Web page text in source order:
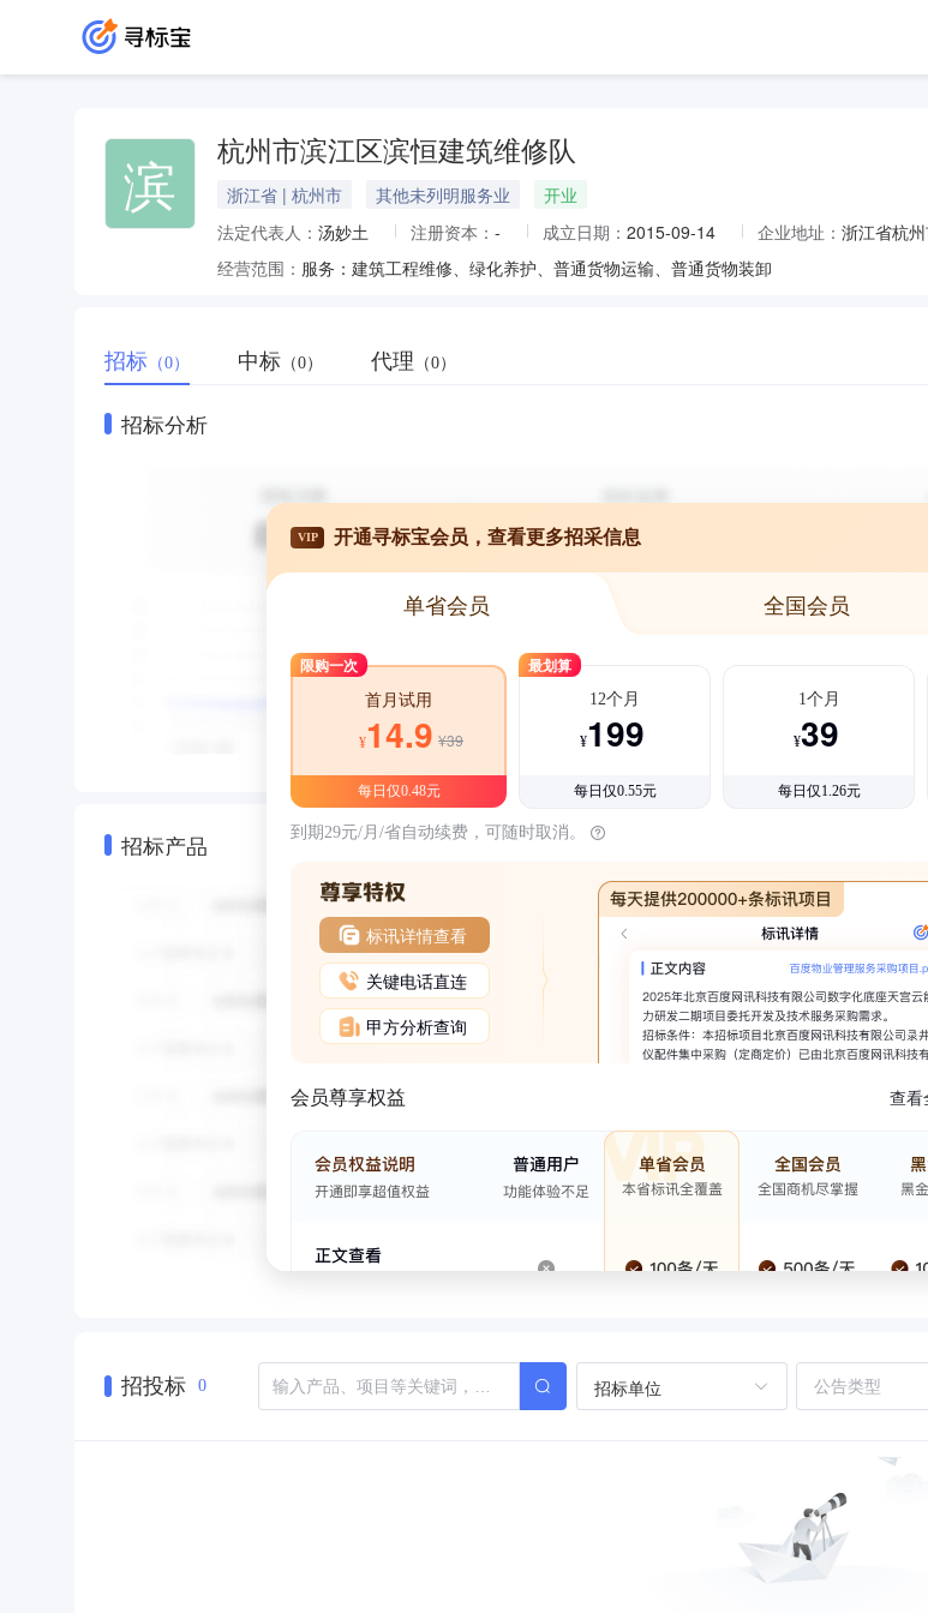
滨 杭州市滨江区滨恒建筑维修队
浙江省 | 杭州市 其他未列明服务业
开业
法定代表人： 汤妙土 注册资本： - 成立日期： 2015-09-14 企业地址： 浙江省杭
经营范围： 服务：建筑工程维修、绿化养护、普通货物运输、普通货物装卸
招标 （0） 中标 （0） 代理 （0）
招标分析
招标产品
VIP 开通寻标宝会员，查看更多招采信息
单省会员 全国会员
限购一次
首月试用
¥14.9 ¥39
每日仅0.48元
最划算
12个月
¥199
每日仅0.55元
1个月
¥39
每日仅1.26元
到期29元/月/省自动续费，可随时取消。
标讯详情查看
关键电话直连
甲方分析查询
会员尊享权益 查看
招投标 0 招标单位